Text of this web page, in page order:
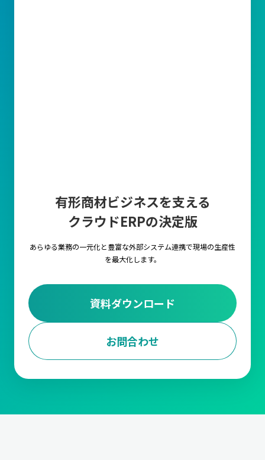
有形商材ビジネスを支える
クラウドERPの決定版
あらゆる業務の一元化と豊富な外部システム連携で現場の生産性
を最大化します。
資料ダウンロード
お問合わせ